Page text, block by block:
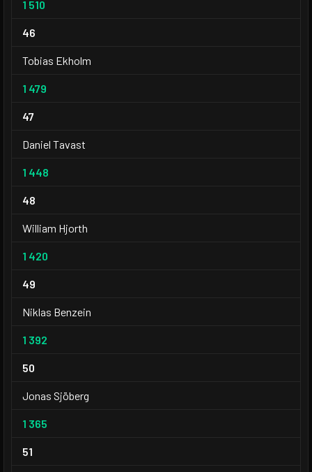
1 510
46
Tobias Ekholm
1 479
47
Daniel Tavast
1 448
48
William Hjorth
1 420
49
Niklas Benzein
1 392
50
Jonas Sjöberg
1 365
51